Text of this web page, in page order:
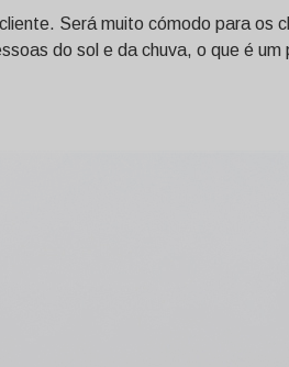
Será muito cómodo para os
do sol e da chuva, o que é um